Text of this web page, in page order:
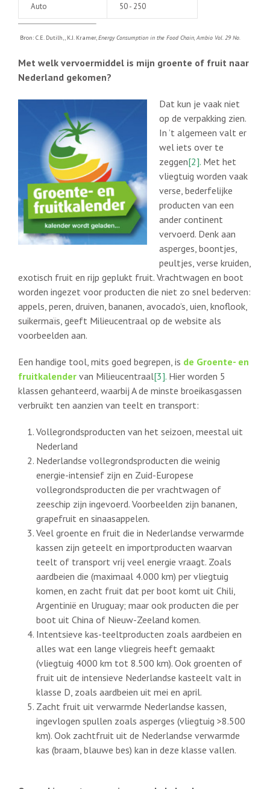
Auto 50 - 250
Bron: C.E. Dutilh,, K.J. Kramer,Energy Consumption in the Food Chain, Ambio Vol. 29 No.
Met welk vervoermiddel is mijn groente of fruit naar
Nederland gekomen?
Dat kun je vaak niet
op de verpakking zien.
In ’t algemeen valt er
wel iets over te
zeggen[2]. Met het
vliegtuig worden vaak
verse, bederfelijke
producten van een
ander continent
vervoerd. Denk aan
asperges, boontjes,
peultjes, verse kruiden,
exotisch fruit en rijp geplukt fruit. Vrachtwagen en boot
worden ingezet voor producten die niet zo snel bederven:
appels, peren, druiven, bananen, avocado’s, uien, knoflook,
suikermaïs, geeft Milieucentraal op de website als
voorbeelden aan.
Een handige tool, mits goed begrepen, is de Groente- en
fruitkalender van Milieucentraal[3]. Hier worden 5
klassen gehanteerd, waarbij A de minste broeikasgassen
verbruikt ten aanzien van teelt en transport:
Vollegrondsproducten van het seizoen, meestal uit
Nederland
Nederlandse vollegrondsproducten die weinig
energie-intensief zijn en Zuid-Europese
vollegrondsproducten die per vrachtwagen of
zeeschip zijn ingevoerd. Voorbeelden zijn bananen,
grapefruit en sinaasappelen.
Veel groente en fruit die in Nederlandse verwarmde
kassen zijn geteelt en importproducten waarvan
teelt of transport vrij veel energie vraagt. Zoals
aardbeien die (maximaal 4.000 km) per vliegtuig
komen, en zacht fruit dat per boot komt uit Chili,
Argentinië en Uruguay; maar ook producten die per
boot uit China of Nieuw-Zeeland komen.
Intentsieve kas-teeltproducten zoals aardbeien en
alles wat een lange vliegreis heeft gemaakt
(vliegtuig 4000 km tot 8.500 km). Ook groenten of
fruit uit de intensieve Nederlandse kasteelt valt in
klasse D, zoals aardbeien uit mei en april.
Zacht fruit uit verwarmde Nederlandse kassen,
ingevlogen spullen zoals asperges (vliegtuig >8.500
km). Ook zachtfruit uit de Nederlandse verwarmde
kas (braam, blauwe bes) kan in deze klasse vallen.